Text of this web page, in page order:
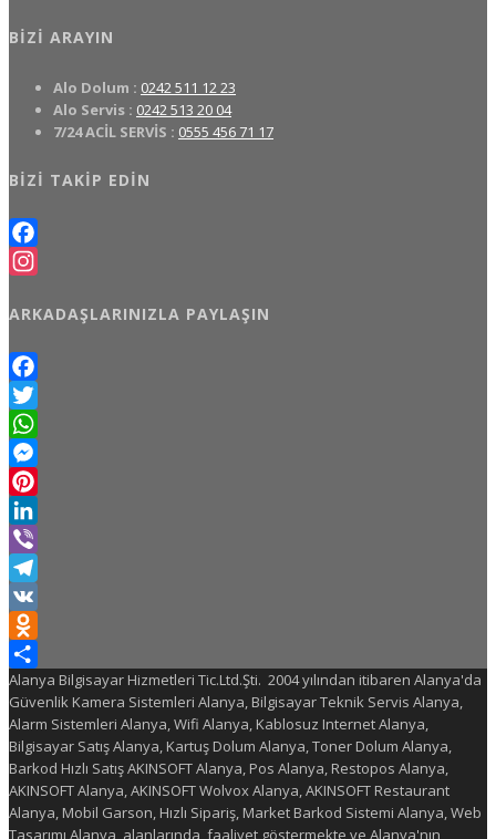
BIZI ARAYIN
Alo Dolum : 0242 511 12 23
Alo Servis : 0242 513 20 04
7/24 ACİL SERVİS : 0555 456 71 17
BIZI TAKIP EDIN
Facebook
ARKADAŞLARINIZLA PAYLAŞIN
Facebook
Twitter
WhatsApp
Messenger
Pinterest
LinkedIn
Viber
Telegram
VK
Odnoklassniki
Share
Alanya Bilgisayar Hizmetleri Tic.Ltd.Şti. 2004 yılından itibaren Alanya'da
Güvenlik Kamera Sistemleri Alanya, Bilgisayar Teknik Servis Alanya,
Alarm Sistemleri Alanya, Wifi Alanya, Kablosuz Internet Alanya,
Bilgisayar Satış Alanya, Kartuş Dolum Alanya, Toner Dolum Alanya,
Barkod Hızlı Satış AKINSOFT Alanya, Pos Alanya, Restopos Alanya,
AKINSOFT Alanya, AKINSOFT Wolvox Alanya, AKINSOFT Restaurant
Alanya, Mobil Garson, Hızlı Sipariş, Market Barkod Sistemi Alanya, Web
Tasarımı Alanya, alanlarında faaliyet göstermekte ve Alanya'nın